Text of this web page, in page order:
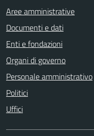
Aree amministrative
Documenti e dati
Enti e fondazioni
Organi di governo
Personale amministrativo
Politici
Uffici